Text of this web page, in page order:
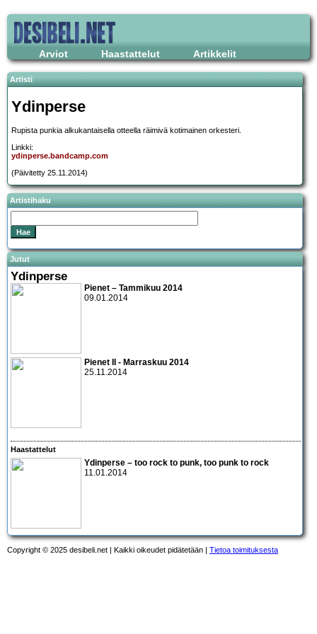
Arviot Haastattelut Artikkelit
Artisti
Ydinperse
Rupista punkia alkukantaisella otteella räimivä kotimainen orkesteri.
Linkki:
ydinperse.bandcamp.com
(Päivitetty 25.11.2014)
Artistihaku
Jutut
Ydinperse
Pienet – Tammikuu 2014
09.01.2014
Pienet II - Marraskuu 2014
25.11.2014
Haastattelut
Ydinperse – too rock to punk, too punk to rock
11.01.2014
Copyright © 2025 desibeli.net | Kaikki oikeudet pidätetään | Tietoa toimituksesta